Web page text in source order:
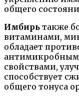
общего
Имбирь также
витаминами,
обладает
свойствами,
способствует
общего тонуса